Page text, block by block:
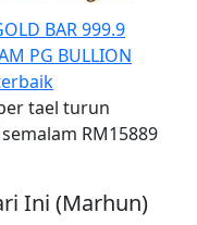
BAR 999.9
PG BULLION
tael turun
RM15889
Ini (Marhun)